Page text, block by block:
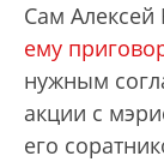
Сам
ему
нужным
акции с
его